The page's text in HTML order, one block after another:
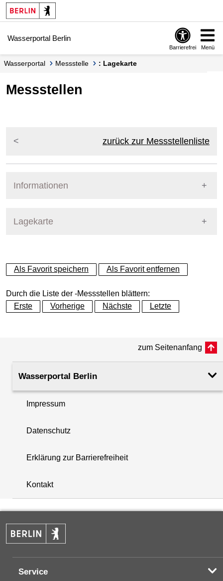
Springe zur Navigation
Springe zum Inhalt
Wasserportal Berlin
Barrierefrei Menü
Wasserportal Messstelle : Lagekarte
Messstellen
zurück zur Messstellenliste
Informationen
Lagekarte
+
−
+
−
Als Favorit speichern Als Favorit entfernen
Durch die Liste der -Messstellen blättern:
Erste
Vorherige Nächste Letzte
zum Seitenanfang
Wasserportal Berlin
Impressum
Datenschutz
Erklärung zur Barrierefreiheit
Kontakt
Service